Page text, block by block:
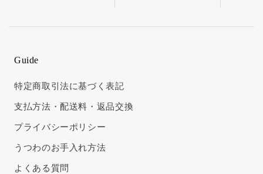
Guide
特定商取引法に基づく表記
支払方法・配送料・返品交換
プライバシーポリシー
うつわのお手入れ方法
よくある質問